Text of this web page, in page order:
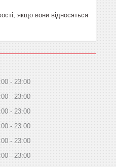
якщо вони відносяться
23:00
23:00
23:00
23:00
23:00
23:00